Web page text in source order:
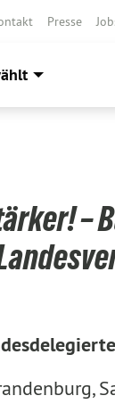
Presse
–